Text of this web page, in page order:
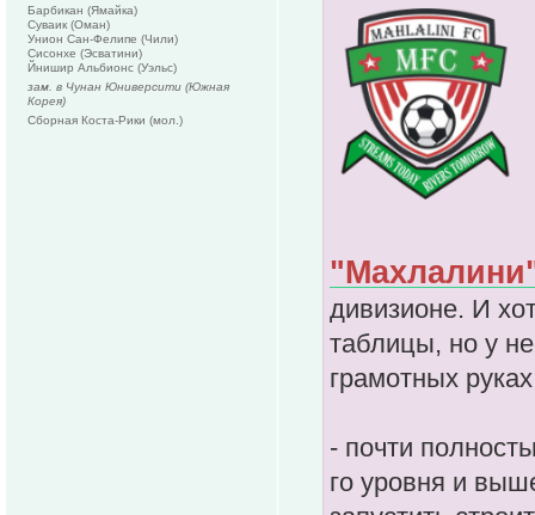
дивизионе. И
таблицы, но у
грамотных
- почти
го уровня и
Барбикан (Ямайка)
Суваик (Оман)
Унион Сан-Фелипе (Чили)
Сисонхе (Эсватини)
Йнишир Альбионс (Уэльс)
зам. в Чунан Юниверсити (Южная
Корея)
Сборная Коста-Рики (мол.)